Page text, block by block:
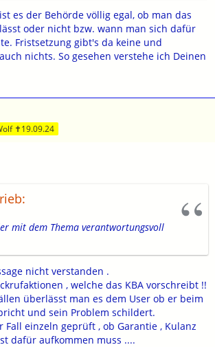
es der Behörde völlig egal, ob man das
oder nicht bzw. wann man sich dafür
Fristsetzung gibt's da keine und
nichts. So gesehen verstehe ich Deinen
✝19.09.24
mit dem Thema verantwortungsvoll
nicht verstanden .
, welche das KBA vorschreibt !!
überlässt man es dem User ob er beim
und sein Problem schildert.
einzeln geprüft , ob Garantie , Kulanz
dafür aufkommen muss ....